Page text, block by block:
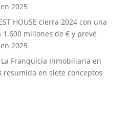
2025
HOUSE cierra 2024 con una
millones de € y prevé
2025
La Franquicia Inmobiliaria en
en siete conceptos